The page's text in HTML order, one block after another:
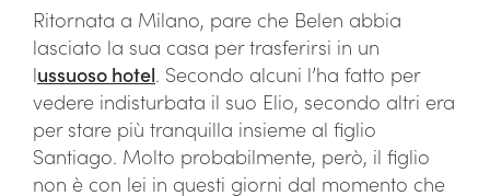
Ritornata a Milano, pare che Belen abbia
lasciato la sua casa per trasferirsi in un
lussuoso hotel. Secondo alcuni l’ha fatto per
vedere indisturbata il suo Elio, secondo altri era
per stare più tranquilla insieme al figlio
Santiago. Molto probabilmente, però, il figlio
non è con lei in questi giorni dal momento che